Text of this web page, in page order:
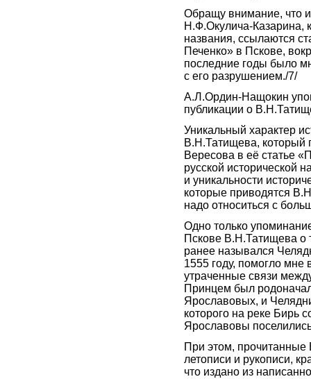
Обращу внимание, что
Н.Ф.Окулича-Казарина,
названия, ссылаются
Печенко» в Пскове,
последние годы было
с его разрушением./7/
А.Л.Ордин-Нащокин
публикации о
Уникальный характер
В.Н.Татищева, который
Вересова в её статье
русской исторической
и уникальности
которые приводятся
надо относиться с
Одно только
Пскове В.Н.Татищева о
ранее назывался
1555 году, помогло мне
утраченные связи
Принцем был
Ярославовых, и
которого на реке Бирь
Ярославовы
При этом,
летописи и рукописи,
что издано из